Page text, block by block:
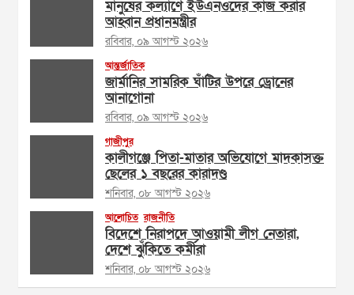
মানুষের কল্যাণে ইউএনওদের কাজ করার
আহ্বান প্রধানমন্ত্রীর
রবিবার, ০৯ আগস্ট ২০২৬
আন্তর্জাতিক
জার্মানির সামরিক ঘাঁটির উপরে ড্রোনের
আনাগোনা
রবিবার, ০৯ আগস্ট ২০২৬
গাজীপুর
কালীগঞ্জে পিতা-মাতার অভিযোগে মাদকাসক্ত
ছেলের ১ বছরের কারাদণ্ড
শনিবার, ০৮ আগস্ট ২০২৬
আলোচিত রাজনীতি
বিদেশে নিরাপদে আওয়ামী লীগ নেতারা,
দেশে ঝুঁকিতে কর্মীরা
শনিবার, ০৮ আগস্ট ২০২৬